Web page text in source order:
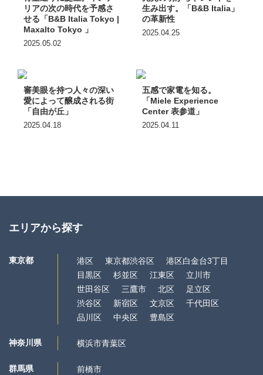
リアの次の時代を予感さ
せる「B&B Italia Tokyo |
Maxalto Tokyo 」
2025.05.02
生み出す。「B&B Italia」
の革新性
2025.04.25
審美眼を持つ人々の深い
愛によって醸成される街
「自由が丘」
2025.04.18
五感で家電を知る。
「Miele Experience
Center 表参道」
2025.04.11
エリアから探す
東京都 港区 東京都渋谷区
港区白金台3丁目
目黒区
杉並区 江東区
立川市
世田谷区
三鷹市 北区
足立区
渋谷区
新宿区 文京区
千代田区
品川区
中央区 豊島区
神奈川県 横浜市青葉区
群馬県 前橋市